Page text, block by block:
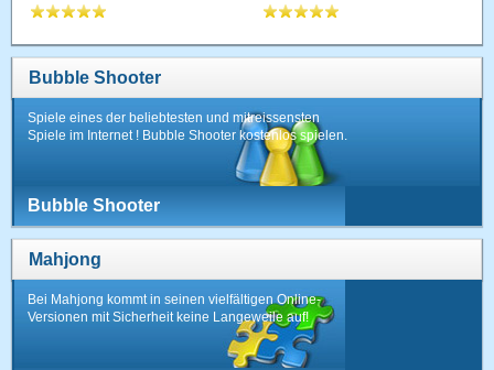
Bubble Shooter
Spiele eines der beliebtesten und mitreissensten
Spiele im Internet ! Bubble Shooter kostenlos spielen.
Bubble Shooter
Mahjong
Bei Mahjong kommt in seinen vielfältigen Online-
Versionen mit Sicherheit keine Langeweile auf!